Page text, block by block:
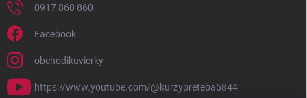
0917 860 860
Facebook
obchodikuvierky
https://www.youtube.com/@kurzypreteba5844